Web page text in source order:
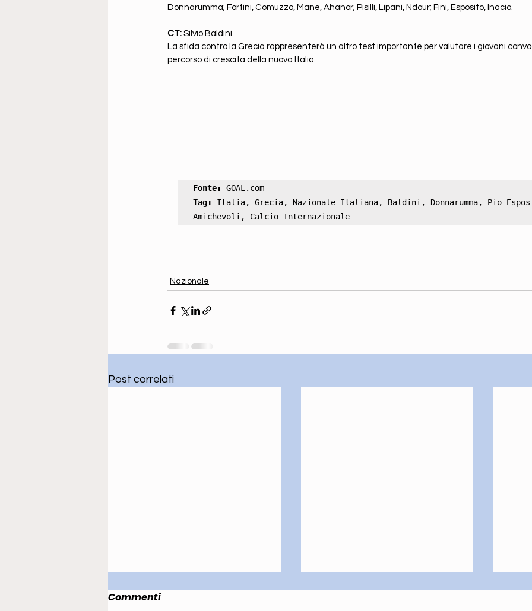
Donnarumma; Fortini, Comuzzo, Mane, Ahanor; Pisilli, Lipani, Ndour; Fini, Esposito, Inacio.
CT: Silvio Baldini.
La sfida contro la Grecia rappresenterà un altro test importante per valutare i giovani
percorso di crescita della nuova Italia.
Fonte:
Tag:
Italia, Grecia, Nazionale Italiana, Baldini, Donnarumma, Pio
Amichevoli, Calcio Internazionale
Nazionale
Post correlati
Commenti